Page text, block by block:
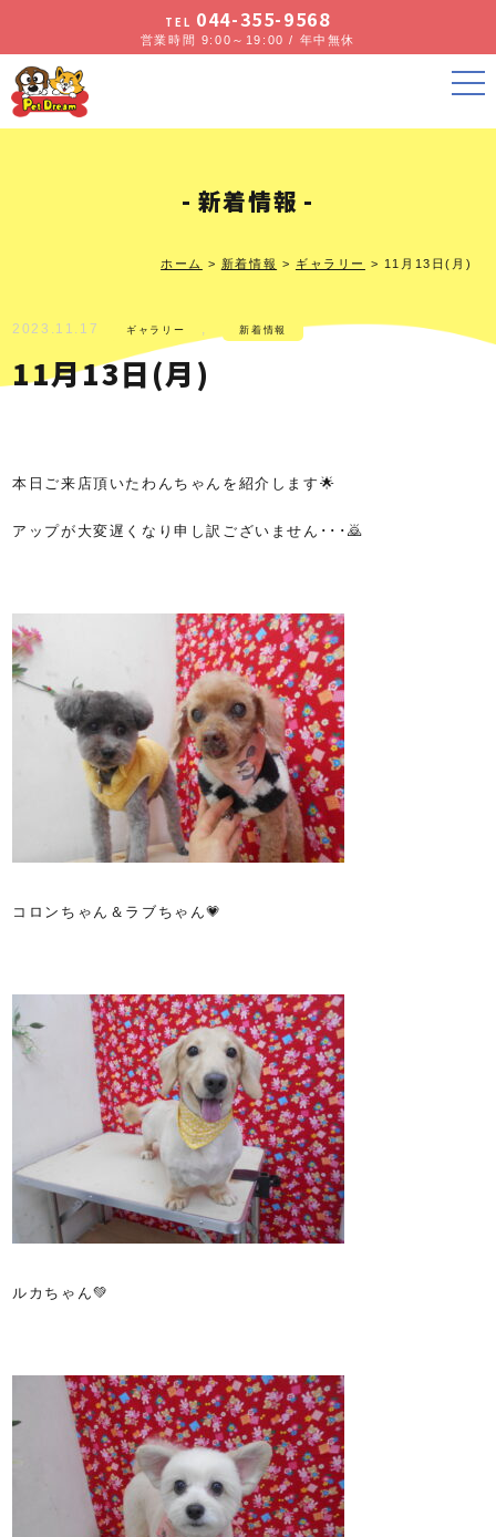
TEL 044-355-9568
営業時間 9:00～19:00 / 年中無休
新着情報
ホーム > 新着情報 > ギャラリー > 11月13日(月)
2023.11.17 ギャラリー 新着情報
11月13日(月)
本日ご来店頂いたわんちゃんを紹介します🌟
アップが大変遅くなり申し訳ございません･･･🙇
コロンちゃん＆ラブちゃん💗
ルカちゃん💚